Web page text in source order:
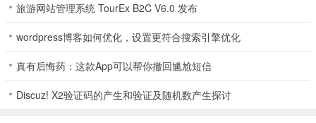
旅游网站管理系统 TourEx B2C V6.0 发布
wordpress博客如何优化，设置更符合搜索引擎优化
真有后悔药：这款App可以帮你撤回尴尬短信
Discuz! X2验证码的产生和验证及随机数产生探讨